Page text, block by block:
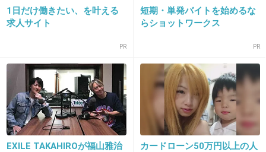
全然記憶に残ってない。
14. 匿名2016/07/19(火) 13:05:36
1日だけ働きたい、を叶える
求人サイト
PR
短期・単発バイトを始めるな
らショットワークス
PR
EXILE TAKAHIROが福山雅治
カードローン50万円以上の人